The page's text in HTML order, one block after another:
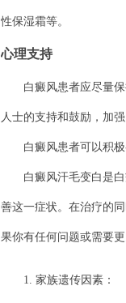
性保湿霜等。
心理支持
白癜风患者应尽量保
人士的支持和鼓励，加强
白癜风患者可以积极
白癜风汗毛变白是白
善这一症状。在治疗的
果你有任何问题或需要
1. 家族遗传因素：